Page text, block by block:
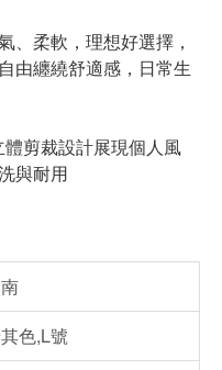
、柔軟，理想好選擇，
由纏繞舒適感，日常生
剪裁設計展現個人風
與耐用
色,L號